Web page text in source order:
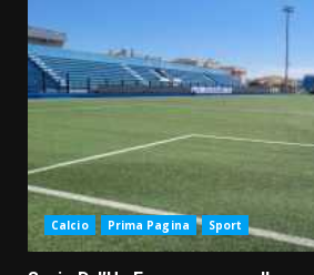
Calcio Prima Pagina Sport